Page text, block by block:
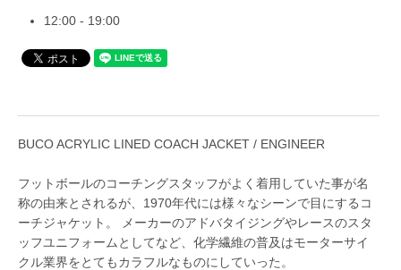
12:00 - 19:00
BUCO ACRYLIC LINED COACH JACKET / ENGINEER
フットボールのコーチングスタッフがよく着用していた事が名
称の由来とされるが、1970年代には様々なシーンで目にするコ
ーチジャケット。 メーカーのアドバタイジングやレースのスタ
ッフユニフォームとしてなど、化学繊維の普及はモーターサイ
クル業界をとてもカラフルなものにしていった。